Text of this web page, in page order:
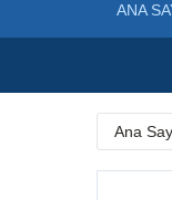
Ana
ANA